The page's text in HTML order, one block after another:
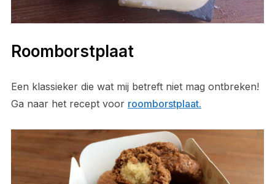
Roomborstplaat
Een klassieker die wat mij betreft niet mag ontbreken!
Ga naar het recept voor roomborstplaat.